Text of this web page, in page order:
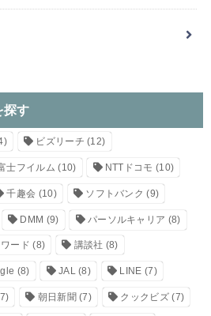
探す
ビズリーチ (12)
士フイルム (10) NTTドコモ (10)
千趣会 (10) ソフトバンク (9)
DMM (9) パーソルキャリア (8)
ード (8) 講談社 (8)
(8) JAL(8) LINE (7)
朝日新聞 (7) クックビズ(7)